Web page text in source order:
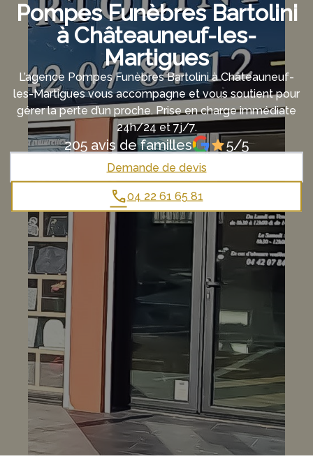
MARTIGUES
Pompes Funèbres Bartolini
à Châteauneuf-les-
Martigues
L’agence Pompes Funèbres Bartolini à Châteauneuf-
les-Martigues vous accompagne et vous soutient pour
gérer la perte d’un proche. Prise en charge immédiate
24h/24 et 7j/7.
205 avis de familles 5/5
Demande de devis
04 22 61 65 81